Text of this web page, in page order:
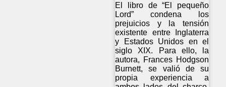
El libro de “El pequeño
Lord” condena los
prejuicios y la tensión
existente entre Inglaterra
y Estados Unidos en el
siglo XIX. Para ello, la
autora, Frances Hodgson
Burnett, se valió de su
propia experiencia a